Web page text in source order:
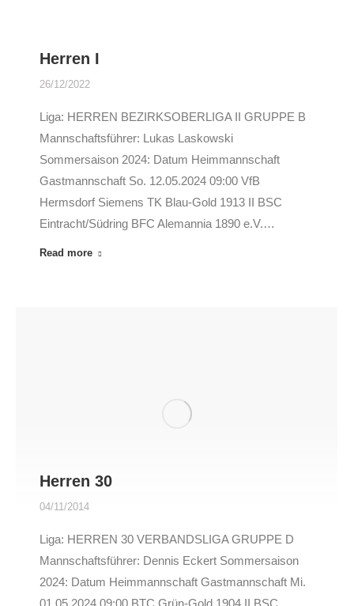
Herren I
26/12/2022
Liga: HERREN BEZIRKSOBERLIGA II GRUPPE B
Mannschaftsführer: Lukas Laskowski
Sommersaison 2024: Datum Heimmannschaft
Gastmannschaft So. 12.05.2024 09:00 VfB
Hermsdorf Siemens TK Blau-Gold 1913 II BSC
Eintracht/Südring BFC Alemannia 1890 e.V.…
Read more
Herren 30
04/11/2014
Liga: HERREN 30 VERBANDSLIGA GRUPPE D
Mannschaftsführer: Dennis Eckert Sommersaison
2024: Datum Heimmannschaft Gastmannschaft Mi.
01.05.2024 09:00 BTC Grün-Gold 1904 II BSC